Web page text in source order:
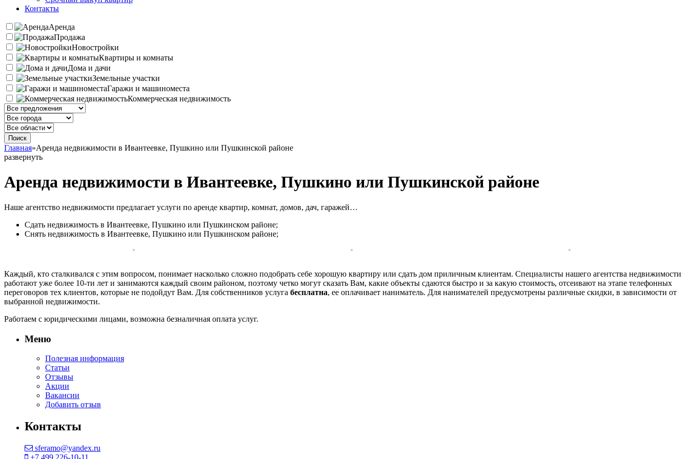
Контакты
Аренда
Продажа
Новостройки
Квартиры и комнаты
Дома и дачи
Земельные участки
Гаражи и машиноместа
Коммерческая недвижимость
Главная»Аренда недвижимости в Ивантеевке, Пушкино или Пушкинской районе
развернуть
Аренда недвижимости в Ивантеевке, Пушкино или Пушкинской районе
Наше агентство недвижимости предлагает услуги по аренде квартир, комнат, домов, дач, гаражей…
Сдать недвижимость в Ивантеевке, Пушкино или Пушкинском районе;
Снять недвижимость в Ивантеевке, Пушкино или Пушкинском районе;
Каждый, кто сталкивался с этим вопросом, понимает насколько сложно подобрать себе хорошую квартиру или сдать дом приличным клиентам. Специалисты нашего агентства недвижимости
работают уже более 10-ти лет и занимаются каждый своим районом, поэтому четко могут сказать Вам, какие объекты сдаются быстро и за какую стоимость, отсеивают на этапе телефонных
переговоров тех клиентов, которые не подойдут Вам. Для собственников услуга бесплатна, ее оплачивает наниматель. Для нанимателей предусмотрены различные скидки, в зависимости от
выбранной недвижимости.
Работаем с юридическими лицами, возможна безналичная оплата услуг.
Меню
Полезная информация
Статьи
Отзывы
Акции
Вакансии
Добавить отзыв
Контакты
sferamo@yandex.ru